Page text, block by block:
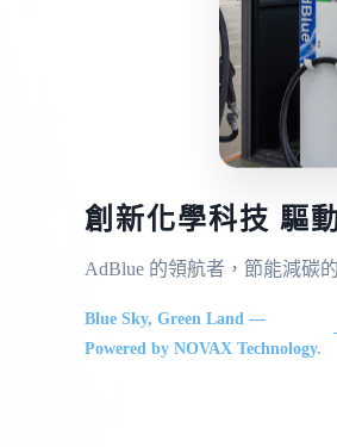
創新化學科技 驅
AdBlue 的領航者，節能減碳
Blue Sky, Green Land —
Powered by NOVAX Technology.